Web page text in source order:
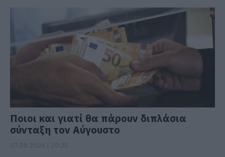
Ποιοι και γιατί θα πάρουν διπλάσια
σύνταξη τον Αύγουστο